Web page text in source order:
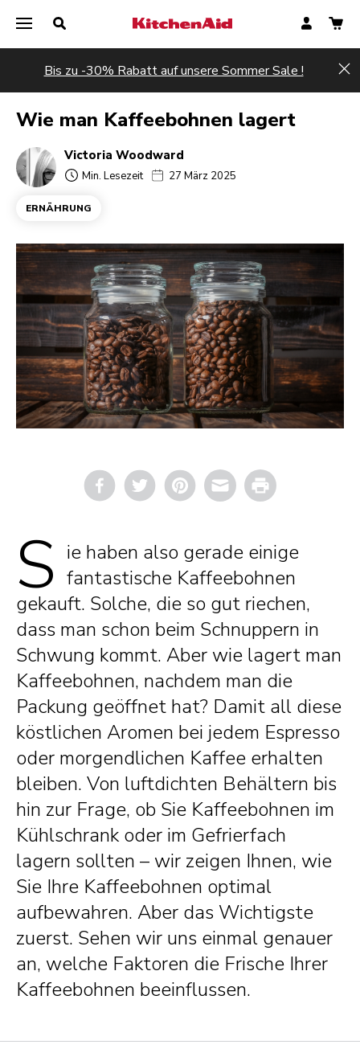
Bis zu -30% Rabatt auf unsere Sommer Sale !
Wie man Kaffeebohnen lagert
Victoria Woodward
Min. Lesezeit 27 März 2025
ERNÄHRUNG
Email Print
S ie haben also gerade einige
fantastische Kaffeebohnen
gekauft. Solche, die so gut riechen,
dass man schon beim Schnuppern in
Schwung kommt. Aber wie lagert man
Kaffeebohnen, nachdem man die
Packung geöffnet hat? Damit all diese
köstlichen Aromen bei jedem Espresso
oder morgendlichen Kaffee erhalten
bleiben. Von luftdichten Behältern bis
hin zur Frage, ob Sie Kaffeebohnen im
Kühlschrank oder im Gefrierfach
lagern sollten – wir zeigen Ihnen, wie
Sie Ihre Kaffeebohnen optimal
aufbewahren. Aber das Wichtigste
zuerst. Sehen wir uns einmal genauer
an, welche Faktoren die Frische Ihrer
Kaffeebohnen beeinflussen.